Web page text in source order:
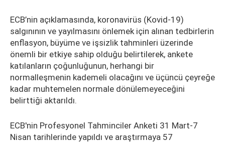
ECB’nin açıklamasında, koronavirüs (Kovid-19)
salgınının ve yayılmasını önlemek için alınan tedbirlerin
enflasyon, büyüme ve işsizlik tahminleri üzerinde
önemli bir etkiye sahip olduğu belirtilerek, ankete
katılanların çoğunluğunun, herhangi bir
normalleşmenin kademeli olacağını ve üçüncü çeyreğe
kadar muhtemelen normale dönülemeyeceğini
belirttiği aktarıldı.
ECB'nin Profesyonel Tahminciler Anketi 31 Mart-7
Nisan tarihlerinde yapıldı ve araştırmaya 57